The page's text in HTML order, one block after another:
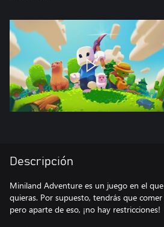
Descripción
Miniland Adventure es un juego en el
quieras. Por supuesto, tendrás que
pero aparte de eso, ¡no hay restricciones!